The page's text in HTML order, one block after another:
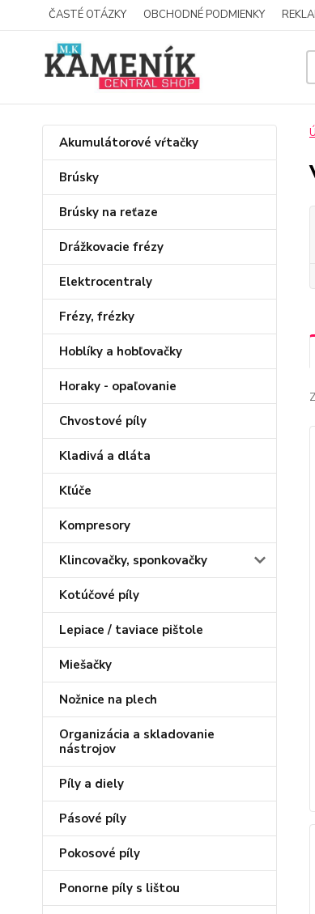
ČASTÉ OTÁZKY OBCHODNÉ PODMIENKY
Akumulátorové vŕtačky
Brúsky
Brúsky na reťaze
Drážkovacie frézy
Elektrocentraly
Frézy, frézky
Hoblíky a hobľovačky
Horaky - opaľovanie
Chvostové píly
Kladivá a dláta
Kľúče
Kompresory
Klincovačky, sponkovačky
Kotúčové píly
Lepiace / taviace pištole
Miešačky
Nožnice na plech
Organizácia a skladovanie
nástrojov
Píly a diely
Pásové píly
Pokosové píly
Ponorne píly s lištou